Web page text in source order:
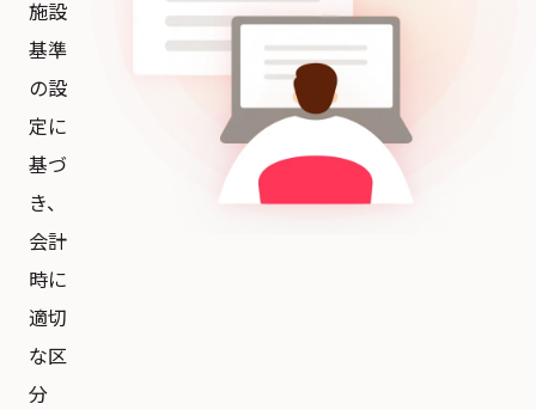
施設
基準
の設
定に
基づ
き、
会計
時に
適切
な区
分